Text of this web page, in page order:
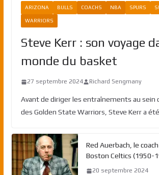
ARIZONA BULLS COACHS NBA SPURS
WARRIORS
Steve Kerr : son voyage
monde du basket
27 septembre 2024 Richard Sengmany
Avant de diriger les entraînements au sein
des Golden State Warriors, Steve Kerr a
Red Auerbach, le
Boston Celtics (1950-
20 septembre 2024